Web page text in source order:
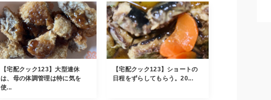
【宅配クック123】大型連休
は、母の体調管理は特に気を
使...
【宅配クック123】ショートの
日程をずらしてもらう。20...